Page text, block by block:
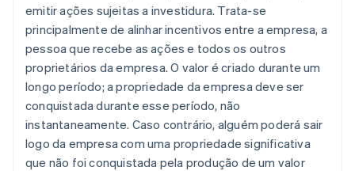
emitir ações sujeitas a investidura. Trata-se
principalmente de alinhar incentivos entre a empresa, a
pessoa que recebe as ações e todos os outros
proprietários da empresa. O valor é criado durante um
longo período; a propriedade da empresa deve ser
conquistada durante esse período, não
instantaneamente. Caso contrário, alguém poderá sair
logo da empresa com uma propriedade significativa
que não foi conquistada pela produção de um valor